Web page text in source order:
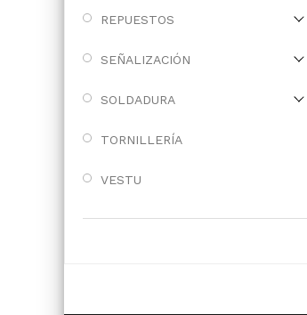
REPUESTOS
SEÑALIZACIÓN
SOLDADURA
TORNILLERÍA
VESTU